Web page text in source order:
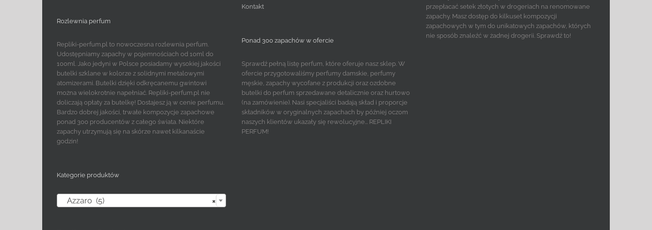
Rozlewnia perfum
Repliki-perfum.pl to nowoczesna rozlewnia perfum.
Udostępniamy zapachy w pojemnościach od 10ml do
100ml. Jako jedyni w Polsce posiadamy wysokiej jakości
butelki szklane w kolorze z solidnymi metalowymi
atomizerami. Butelki dzięki odkręcanemu gwintowi
można wielokrotnie napełniać. Repliki-perfum.pl nie
doliczają opłaty za butelkę! Dostajesz ją w cenie perfumu.
Bardzo dobrej jakości, trwałe kompozycje zapachowe
ponad 300 producentów z całego świata. Niektóre
zapachy utrzymują się na skórze nawet kilkanaście
godzin!
Kategorie produktów

×
Azzaro (5)
Kontakt
Ponad 300 zapachów w ofercie
Sprawdź pełną listę perfum, które oferuje nasz sklep. W
ofercie przygotowaliśmy perfumy damskie, perfumy
męskie, zapachy wycofane z produkcji oraz ozdobne
butelki do perfum sprzedawane detalicznie oraz hurtowo
(na zamówienie). Nasi specjaliści badają skład i proporcje
składników w oryginalnych zapachach by później oczom
naszych klientów ukazały się rewolucyjne... REPLIKI
PERFUM!
przepłacać setek złotych w drogeriach na renomowane
zapachy. Masz dostęp do kilkuset kompozycji
zapachowych w tym do unikatowych zapachów, których
nie sposób znaleźć w żadnej drogerii. Sprawdź to!